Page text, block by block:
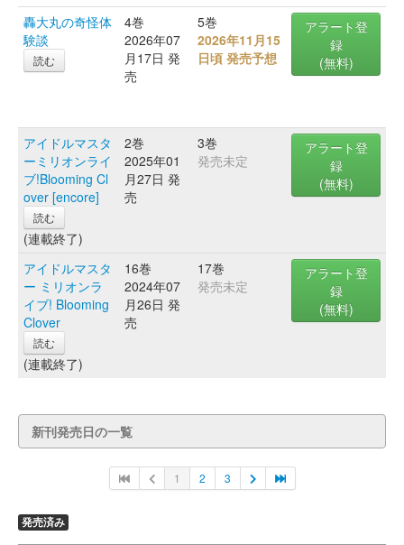
轟大丸の奇怪体
験談
読む
4巻
2026年07
月17日 発
売
5巻
2026年11月15
日頃 発売予想
アラート登
録
(無料)
アイドルマスタ
ーミリオンライ
ブ!Blooming Cl
over [encore]
読む
(連載終了)
2巻
2025年01
月27日 発
売
3巻
発売未定
アラート登
録
(無料)
アイドルマスタ
ー ミリオンラ
イブ! Blooming
Clover
読む
(連載終了)
16巻
2024年07
月26日 発
売
17巻
発売未定
アラート登
録
(無料)
新刊発売日の一覧
1 2 3
発売済み